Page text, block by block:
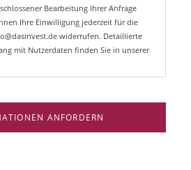
Bearbeitung Ihrer Anfrage
Ihre Einwilligung jederzeit für die
widerrufen. Detaillierte
mit Nutzerdaten finden Sie in unserer
ANFORDERN